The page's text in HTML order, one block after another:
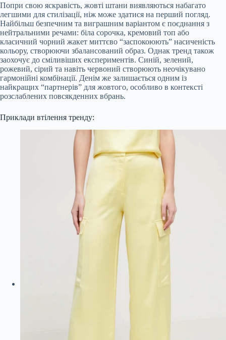
Попри свою яскравість, жовті штани виявляються набагато
легшими для стилізації, ніж може здатися на перший погляд.
Найбільш безпечним та виграшним варіантом є поєднання з
нейтральними речами: біла сорочка, кремовий топ або
класичний чорний жакет миттєво “заспокоюють” насиченість
кольору, створюючи збалансований образ. Однак тренд також
заохочує до сміливіших експериментів. Синій, зелений,
рожевий, сірий та навіть червоний створюють неочікувано
гармонійні комбінації. Денім же залишається одним із
найкращих “партнерів” для жовтого, особливо в контексті
розслаблених повсякденних вбрань.
Приклади втілення тренду: